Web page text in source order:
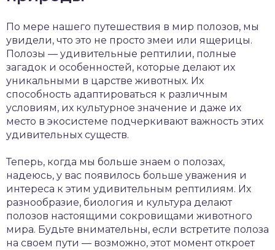
По мере нашего путешествия в мир полозов, мы
увидели, что это не просто змеи или ящерицы.
Полозы — удивительные рептилии, полные
загадок и особенностей, которые делают их
уникальными в царстве животных. Их
способность адаптироваться к различным
условиям, их культурное значение и даже их
место в экосистеме подчеркивают важность этих
удивительных существ.
Теперь, когда мы больше знаем о полозах,
надеюсь, у вас появилось больше уважения и
интереса к этим удивительным рептилиям. Их
разнообразие, биология и культура делают
полозов настоящими сокровищами животного
мира. Будьте внимательны, если встретите полоза
на своем пути — возможно, этот момент откроет